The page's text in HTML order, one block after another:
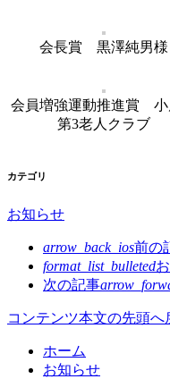
会長賞 黒澤純男様
会員増強運動推進賞 小
第3老人クラブ
カテゴリ
お知らせ
arrow_back_ios前の
format_list_bulleted
次の記事
コンテンツ本文の先頭へ
ホーム
お知らせ